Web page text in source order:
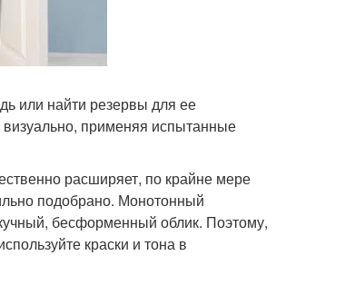
или найти резервы для ее
применяя испытанные
расширяет, по крайне мере
подобрано. Монотонный
бесформенный облик. Поэтому,
краски и тона в